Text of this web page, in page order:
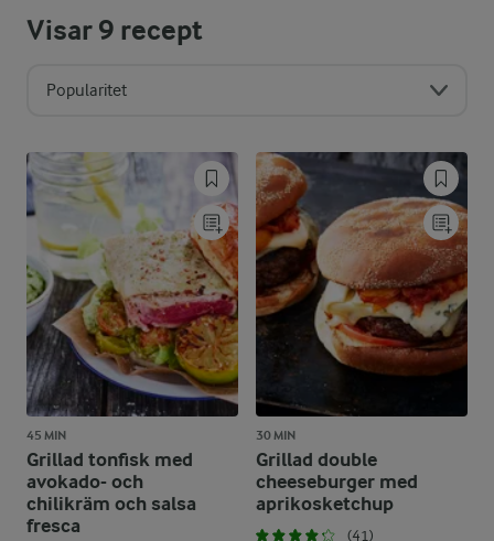
Visar9 recept
Popularitet
45 MIN
Grillad tonfisk med
avokado- och
chilikräm och salsa
fresca
30 MIN
Grillad double
cheeseburger med
aprikosketchup
(41)